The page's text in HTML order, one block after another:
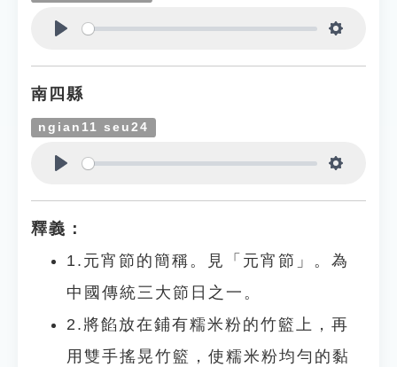
南四縣
ngian11 seu24
釋義：
1.元宵節的簡稱。見「元宵節」。為
中國傳統三大節日之一。
2.將餡放在鋪有糯米粉的竹籃上，再
用雙手搖晃竹籃，使糯米粉均勻的黏